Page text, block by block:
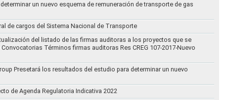
un nuevo esquema de remuneración de transporte de gas
de cargos del Sistema Nacional de Transporte
del listado de las firmas auditoras a los proyectos que se
Términos firmas auditoras Res CREG 107-2017-Nuevo
Presetará los resultados del estudio para determinar un nuevo
de Agenda Regulatoria Indicativa 2022